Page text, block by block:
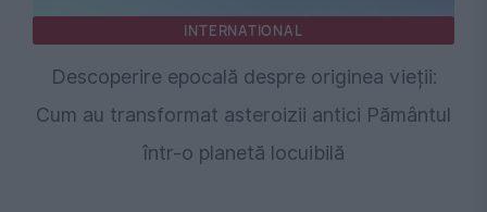
INTERNATIONAL
Descoperire epocală despre originea vieții:
Cum au transformat asteroizii antici Pământul
într-o planetă locuibilă